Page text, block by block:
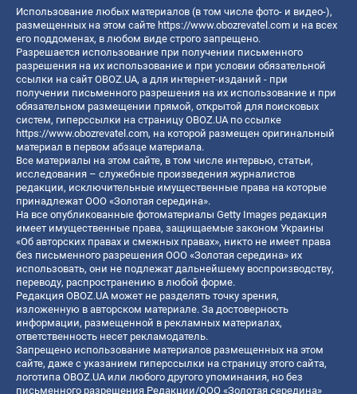
Использование любых материалов (в том числе фото- и видео-),
размещенных на этом сайте https://www.obozrevatel.com и на всех
его поддоменах, в любом виде строго запрещено.
Разрешается использование при получении письменного
разрешения на их использование и при условии обязательной
ссылки на сайт OBOZ.UA, а для интернет-изданий - при
получении письменного разрешения на их использование и при
обязательном размещении прямой, открытой для поисковых
систем, гиперссылки на страницу OBOZ.UA по ссылке
https://www.obozrevatel.com, на которой размещен оригинальный
материал в первом абзаце материала.
Все материалы на этом сайте, в том числе интервью, статьи,
исследования – служебные произведения журналистов
редакции, исключительные имущественные права на которые
принадлежат ООО «Золотая середина».
На все опубликованные фотоматериалы Getty Images редакция
имеет имущественные права, защищаемые законом Украины
«Об авторских правах и смежных правах», никто не имеет права
без письменного разрешения ООО «Золотая середина» их
использовать, они не подлежат дальнейшему воспроизводству,
переводу, распространению в любой форме.
Редакция OBOZ.UA может не разделять точку зрения,
изложенную в авторском материале. За достоверность
информации, размещенной в рекламных материалах,
ответственность несет рекламодатель.
Запрещено использование материалов размещенных на этом
сайте, даже с указанием гиперссылки на страницу этого сайта,
логотипа OBOZ.UA или любого другого упоминания, но без
письменного разрешения Редакции/ООО «Золотая середина»